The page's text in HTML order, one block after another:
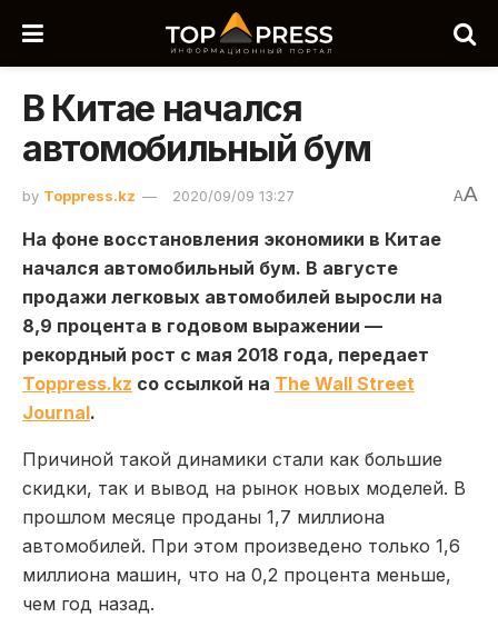
В Китае начался
автомобильный бум
by Toppress.kz 2020/09/09 13:27 AA
На фоне восстановления экономики в Китае
начался автомобильный бум. В августе
продажи легковых автомобилей выросли на
8,9 процента в годовом выражении —
рекордный рост с мая 2018 года, передает
Toppress.kz со ссылкой на The Wall Street
Journal.
Причиной такой динамики стали как большие
скидки, так и вывод на рынок новых моделей. В
прошлом месяце проданы 1,7 миллиона
автомобилей. При этом произведено только 1,6
миллиона машин, что на 0,2 процента меньше,
чем год назад.